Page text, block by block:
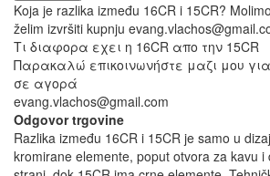
Koja je razlika između 16CR i 15CR?
želim izvršiti kupnju
Τι διαφορα εχει η 16CR απο την 15CR
Παρακαλώ επικοινωνήστε μαζι μου
σε αγορά
evang.vlachos@gmail.com
Odgovor trgovine
Razlika između 16CR i 15CR je samo u
kromirane elemente, poput otvora za kavu i